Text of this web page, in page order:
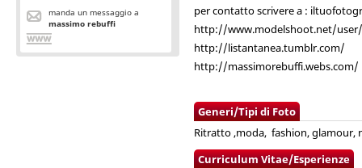
manda un messaggio a
massimo rebuffi
per contatto scrivere a :
http://www.modelshoot.net/
http://listantanea.tumblr.com/
http://massimorebuffi.webs.com/
Generi/Tipi di Foto
Ritratto ,moda, fashion, glamour,
Curriculum Vitae/Esperienze